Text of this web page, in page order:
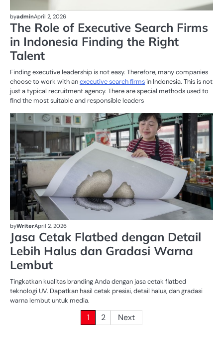
byadminApril 2, 2026
The Role of Executive Search Firms
in Indonesia Finding the Right
Talent
Finding executive leadership is not easy. Therefore, many companies
choose to work with anexecutive search firms in Indonesia. This is not
just a typical recruitment agency. There are special methods used to
find the most suitable and responsible leaders
byWriterApril 2, 2026
Jasa Cetak Flatbed dengan Detail
Lebih Halus dan Gradasi Warna
Lembut
Tingkatkan kualitas branding Anda dengan jasa cetak flatbed
teknologi UV. Dapatkan hasil cetak presisi, detail halus, dan gradasi
warna lembut untuk media.
1 2 Next